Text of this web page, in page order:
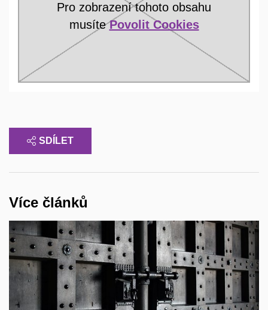
Pro zobrazení tohoto obsahu
musítePovolit Cookies
SDÍLET
Více článků